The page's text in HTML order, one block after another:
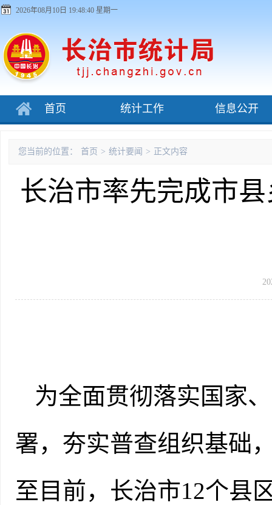
2026年08月10日 19:48:40 星期一
首页 统计工作 信息公开
您当前的位置： 首页 > 统计要闻 > 正文内容
长治市率先完成市
为全面贯彻落实国家
署，夯实普查组织基础
至目前， 长治市12个县